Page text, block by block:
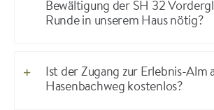
Bewältigung der SH 32
Runde in unserem Haus nötig?
Ist der Zugang zur Erlebnis-Alm
Hasenbachweg kostenlos?